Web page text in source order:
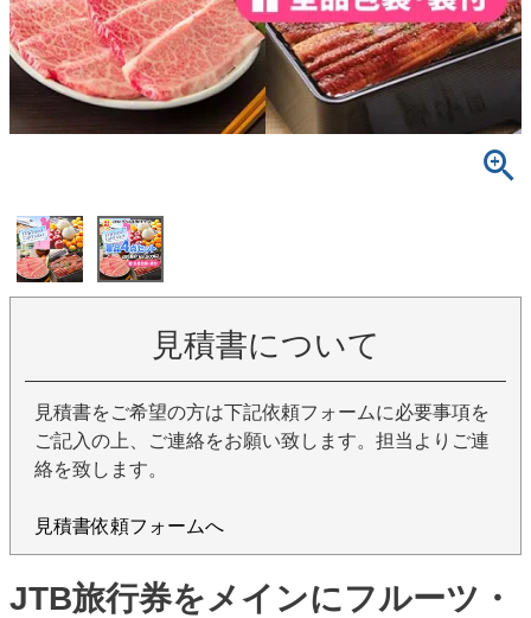
見積書について
見積書をご希望の方は下記依頼フォームに必要事項を
ご記入の上、ご連絡をお願い致します。担当よりご連
絡を致します。
見積書依頼フォームへ
JTB旅行券をメインにフルーツ・